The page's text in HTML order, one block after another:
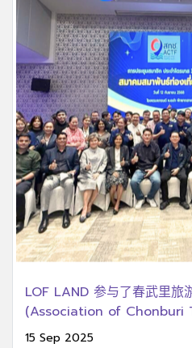
LOF LAND 参与了春武里旅
(Association of Chonburi
2025 年第三季度会员大会
15 Sep 2025